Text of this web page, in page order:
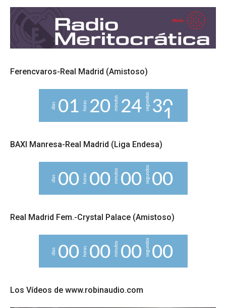
Ferencvaros-Real Madrid (Amistoso)
días 01 horas 20 minutos 24segundos30
BAXI Manresa-Real Madrid (Liga Endesa)
días 00 horas 00 minutos 00segundos00
Real Madrid Fem.-Crystal Palace (Amistoso)
días 00 horas 00 minutos 00segundos00
Los Vídeos de www.robinaudio.com